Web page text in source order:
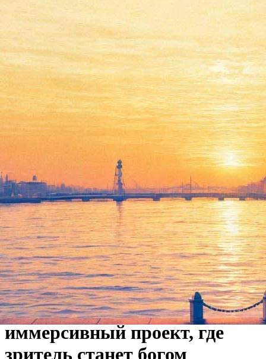
«ArtОкраина»:
феминистский спектакль по
«Королю Лиру», «Обитель»
по Прилепину и
иммерсивный проект, где
зритель станет богом